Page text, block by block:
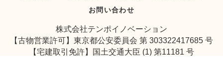
お問い合わせ
株式会社テンポイノベーション
【古物営業許可】東京都公安委員会 第 303322417685 号
【宅建取引免許】国土交通大臣 (1) 第11181 号